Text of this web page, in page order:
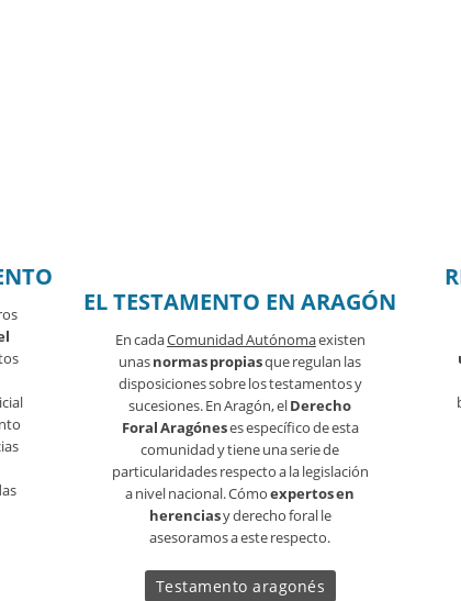
EL TESTAMENTO EN ARAGÓN
En cadaComunidad Autónomaexisten
unasnormas propiasque regulan las
disposiciones sobre los testamentos y
sucesiones. En Aragón, elDerecho
Foral Aragóneses específico de esta
comunidad y tiene una serie de
particularidades respecto a la legislación
a nivel nacional. Cómoexpertos en
herenciasy derecho foral le
asesoramos a este respecto.
Testamento aragonés